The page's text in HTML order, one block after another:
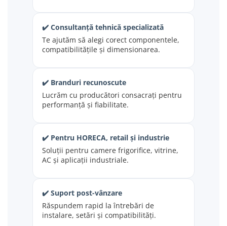
✔️ Consultanță tehnică specializată
Te ajutăm să alegi corect componentele,
compatibilitățile și dimensionarea.
✔️ Branduri recunoscute
Lucrăm cu producători consacrați pentru
performanță și fiabilitate.
✔️ Pentru HORECA, retail și industrie
Soluții pentru camere frigorifice, vitrine,
AC și aplicații industriale.
✔️ Suport post-vânzare
Răspundem rapid la întrebări de
instalare, setări și compatibilități.